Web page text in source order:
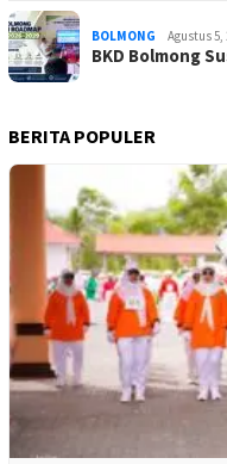
BOLMONG Agustus 5,
BKD Bolmong
BERITA POPULER